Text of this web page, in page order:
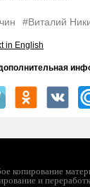
#Виталий
in English
копирование
и